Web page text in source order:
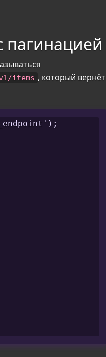
пагинацией
items , который вернёт